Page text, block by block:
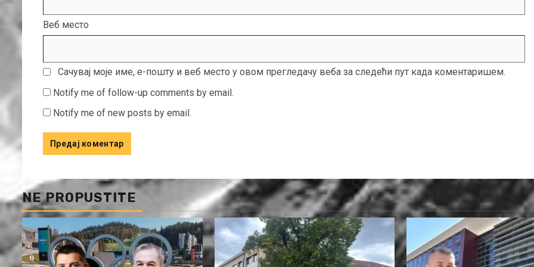
Веб место
Сачувај моје име, е-пошту и веб место у овом прегледачу веба за следећи пут када коментаришем.
Notify me of follow-up comments by email.
Notify me of new posts by email.
NE PROPUSTITE